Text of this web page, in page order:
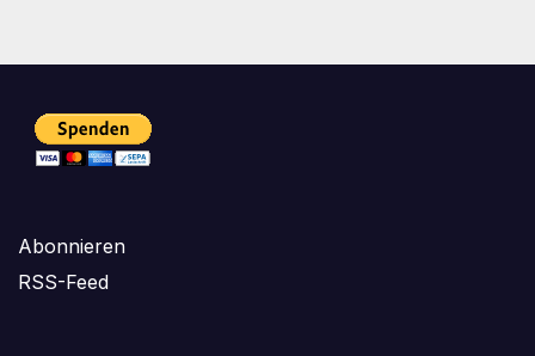
Abonnieren
RSS-Feed